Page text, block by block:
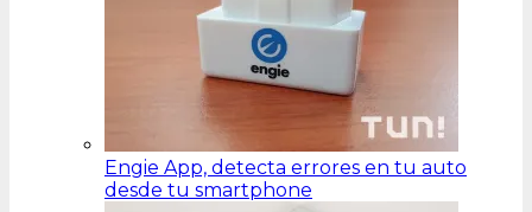
Engie App, detecta errores en tu auto
desde tu smartphone